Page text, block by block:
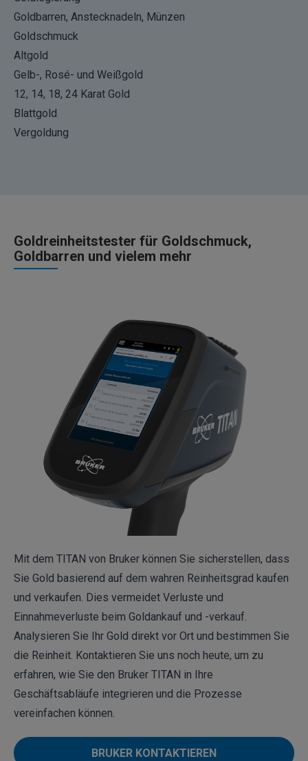
Goldbarren, Anstecknadeln, Münzen
Goldschmuck
Altgold
Gelb-, Rosé- und Weißgold
12, 14, 18, 24 Karat Gold
Blattgold
Vergoldung
Goldreinheitstester für Goldschmuck,
Goldbarren und vielem mehr
Mit dem TITAN von Bruker können Sie sicherstellen, dass
Sie Gold basierend auf dem wahren Reinheitsgrad kaufen
und verkaufen. Dies vermeidet Verluste und
Einnahmeverluste beim Goldankauf und -verkauf.
Analysieren Sie Ihr Gold direkt vor Ort und bestimmen Sie
die Reinheit. Kontaktieren Sie uns noch heute, um zu
erfahren, wie Sie den Bruker TITAN in Ihre
Geschäftsabläufe integrieren und die Prozesse
vereinfachen können.
BRUKER KONTAKTIEREN